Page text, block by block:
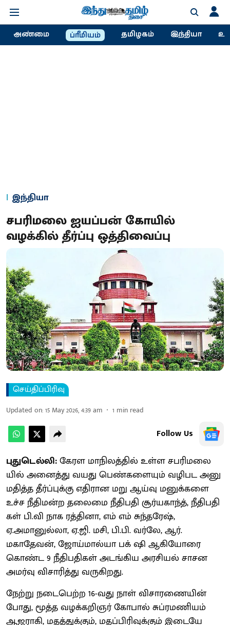
அண்மை ப்ரீமியம் தமிழகம் இந்தியா
இந்தியா
சபரிமலை ஐயப்​பன் கோயில்
வழக்கில் தீர்ப்பு ஒத்​திவைப்பு
செய்திப்பிரிவு
Updated on:15 May 2026, 4:39 am 1 min read
Follow Us
புதுடெல்லி:கேரள மாநிலத்​தில் உள்ள சபரிமலை​
யில் அனைத்து வயது பெண்​களை​யும் வழிபட அனு​
ம​தித்த தீர்ப்​புக்கு எதி​ரான மறு ஆய்வு மனுக்​களை
உச்ச நீதி​மன்ற தலைமை நீதிபதி சூர்யகாந்த், நீதிப​தி​
கள் பி.வி நாக ரத்​தி​னா, எம் எம் சுந்​தரேஷ்,
ஏ.அமானுல்​லா, ஏ.ஜி. மசி, பி.பி. வர்​லே, ஆர்.
மகாதேவன், ஜோய்​மால்யா பக் ஷி ஆகியோரை
கொண்ட 9 நீதிப​தி​கள் அடங்​கிய அரசி​யல் சாசன
அமர்வு விசா​ரித்து வரு​கிறது.
நேற்று நடை​பெற்ற 16-வது நாள் விசா​ரணை​யின்​
போது, மூத்த வழக்​கறிஞர் கோபால் சுப்​ரமணி​யம்
ஆஜராகி, மதத்​துக்​கும், மதப்​பிரிவுக்​கும் இடையே